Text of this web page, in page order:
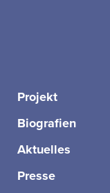
Projekt
Biografien
Aktuelles
Presse